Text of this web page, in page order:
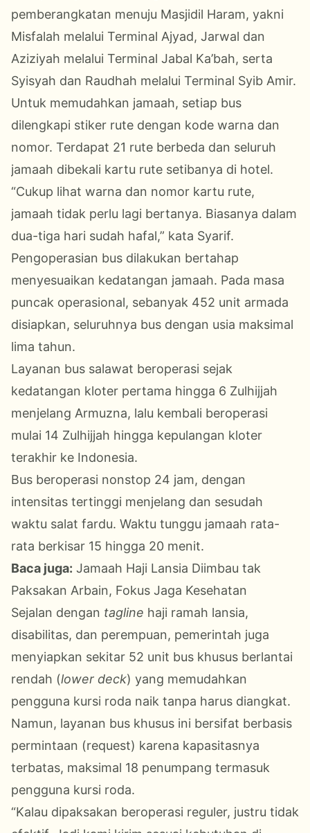
pemberangkatan menuju Masjidil Haram, yakni
Misfalah melalui Terminal Ajyad, Jarwal dan
Aziziyah melalui Terminal Jabal Ka’bah, serta
Syisyah dan Raudhah melalui Terminal Syib Amir.
Untuk memudahkan jamaah, setiap bus
dilengkapi stiker rute dengan kode warna dan
nomor. Terdapat 21 rute berbeda dan seluruh
jamaah dibekali kartu rute setibanya di hotel.
“Cukup lihat warna dan nomor kartu rute,
jamaah tidak perlu lagi bertanya. Biasanya dalam
dua-tiga hari sudah hafal,” kata Syarif.
Pengoperasian bus dilakukan bertahap
menyesuaikan kedatangan jamaah. Pada masa
puncak operasional, sebanyak 452 unit armada
disiapkan, seluruhnya bus dengan usia maksimal
lima tahun.
Layanan bus salawat beroperasi sejak
kedatangan kloter pertama hingga 6 Zulhijjah
menjelang Armuzna, lalu kembali beroperasi
mulai 14 Zulhijjah hingga kepulangan kloter
terakhir ke Indonesia.
Bus beroperasi nonstop 24 jam, dengan
intensitas tertinggi menjelang dan sesudah
waktu salat fardu. Waktu tunggu jamaah rata-
rata berkisar 15 hingga 20 menit.
Baca juga: Jamaah Haji Lansia Diimbau tak
Paksakan Arbain, Fokus Jaga Kesehatan
Sejalan dengan tagline haji ramah lansia,
disabilitas, dan perempuan, pemerintah juga
menyiapkan sekitar 52 unit bus khusus berlantai
rendah (lower deck) yang memudahkan
pengguna kursi roda naik tanpa harus diangkat.
Namun, layanan bus khusus ini bersifat berbasis
permintaan (request) karena kapasitasnya
terbatas, maksimal 18 penumpang termasuk
pengguna kursi roda.
“Kalau dipaksakan beroperasi reguler, justru tidak